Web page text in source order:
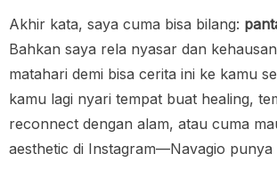
Akhir kata, saya cuma bisa bilang:
Bahkan saya rela nyasar dan
matahari demi bisa cerita ini ke kamu
kamu lagi nyari tempat buat healing,
reconnect dengan alam, atau cuma
aesthetic di Instagram—Navagio punya